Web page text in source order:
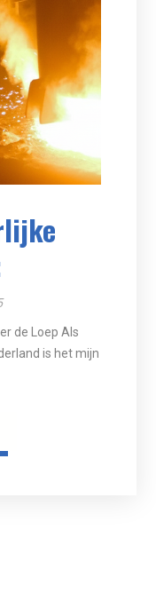
de Loep Als
is het mijn